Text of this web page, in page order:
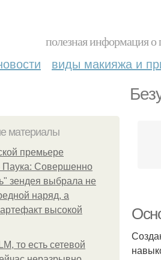
полезная информация о
виды макияжа и
материалы
премьере
Паука: Совершенно
зендея выбрала не
наряд, а
высокой
то есть сетевой